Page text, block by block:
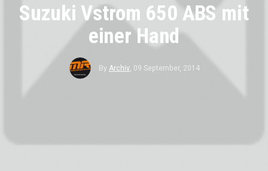
Suzuki Vstrom 650 ABS mit
einer Hand
By Archiv, 09 September, 2014